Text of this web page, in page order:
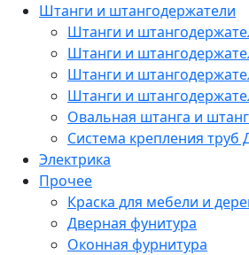
Штанги и штангодержатели
Штанги и
Штанги и
Штанги и
Штанги и
Овальная штанга и
Система крепления
Электрика
Прочее
Краска для мебели и
Дверная фунитура
Оконная фурнитура